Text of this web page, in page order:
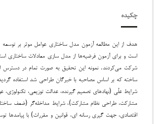
چکیده
هدف از این مطالعه آزمون مدل ساختاری عوامل موثر بر
شرکت می‌کردند. نمونه این تحقیق به صورت تمام در دسترس
ساخته که بر اساس مصاحبه با خبرگان طراحی شد استفاده
شرایط علّی (نهادهای تصمیم گیرنده، عدالت توزیعی،
مشارکت، طراحی نظام مشارکت)، شرایط مداخله‌گر (ضعف
اقتصادی، جهت گیری رسانه ای، قوانین و مقررات) با پیامدها